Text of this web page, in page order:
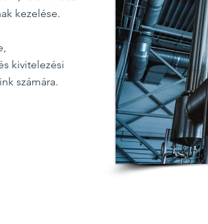
kezelése.
kivitelezési
számára.